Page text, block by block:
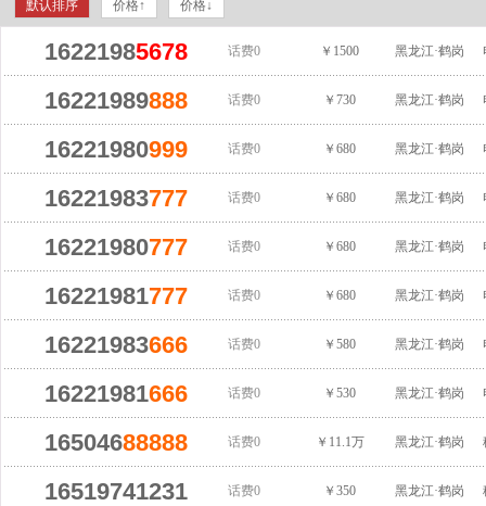
默认排序 价格↑ 价格↓
16221985678 话费0 ￥1500 黑龙江·鹤岗
16221989888 话费0 ￥730 黑龙江·鹤岗
16221980999 话费0 ￥680 黑龙江·鹤岗
16221983777 话费0 ￥680 黑龙江·鹤岗
16221980777 话费0 ￥680 黑龙江·鹤岗
16221981777 话费0 ￥680 黑龙江·鹤岗
16221983666 话费0 ￥580 黑龙江·鹤岗
16221981666 话费0 ￥530 黑龙江·鹤岗
16504688888 话费0 ￥11.1万 黑龙江·鹤岗
16519741231 话费0 ￥350 黑龙江·鹤岗